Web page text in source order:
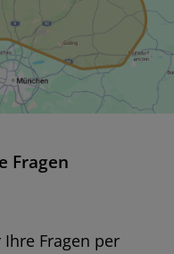
Fragen
Fragen per